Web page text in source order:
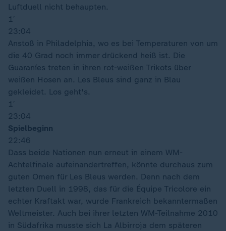
Luftduell nicht behaupten.
1′
23:04
Anstoß in Philadelphia, wo es bei Temperaturen von um
die 40 Grad noch immer drückend heiß ist. Die
Guaraníes treten in ihren rot-weißen Trikots über
weißen Hosen an. Les Bleus sind ganz in Blau
gekleidet. Los geht's.
1′
23:04
Spielbeginn
22:46
Dass beide Nationen nun erneut in einem WM-
Achtelfinale aufeinandertreffen, könnte durchaus zum
guten Omen für Les Bleus werden. Denn nach dem
letzten Duell in 1998, das für die Équipe Tricolore ein
echter Kraftakt war, wurde Frankreich bekanntermaßen
Weltmeister. Auch bei ihrer letzten WM-Teilnahme 2010
in Südafrika musste sich La Albirroja dem späteren